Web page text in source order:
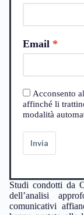
Email
Acconsento
affinché li
modalità
Invia
Studi condotti da
dell’analisi
comunicativi